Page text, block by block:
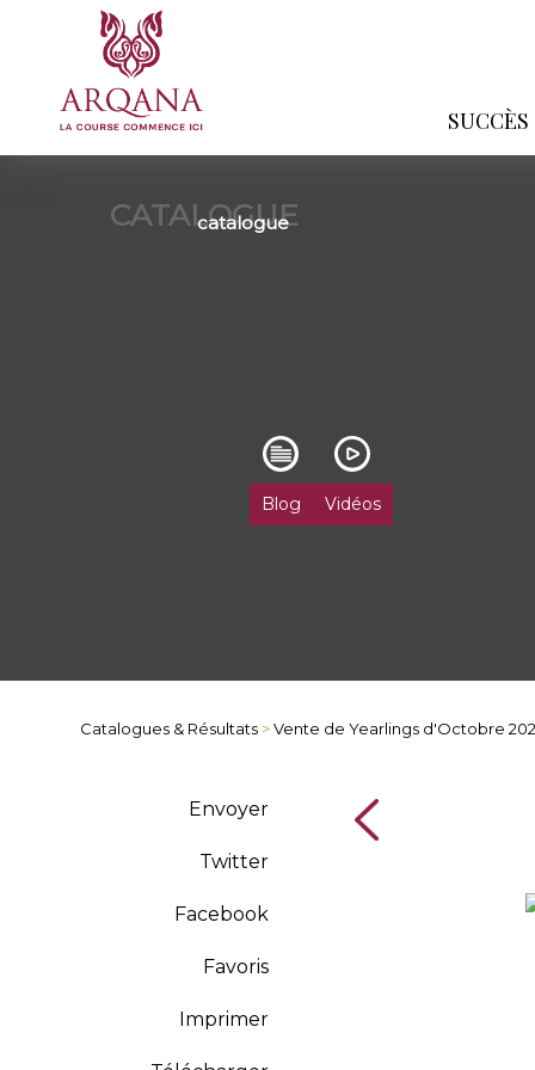
SUCCÈS
CATALOGUE
catalogue
Blog Vidéos
Catalogues & Résultats >Vente de Yearlings d'Octobre
Envoyer
Twitter
Facebook
Favoris
Imprimer